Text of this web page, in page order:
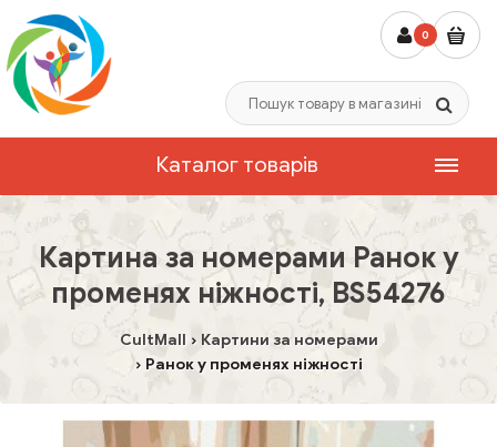
0
Каталог товарів
Картина за номерами Ранок у
променях ніжності, BS54276
CultMall
Картини за номерами
Ранок у променях ніжності